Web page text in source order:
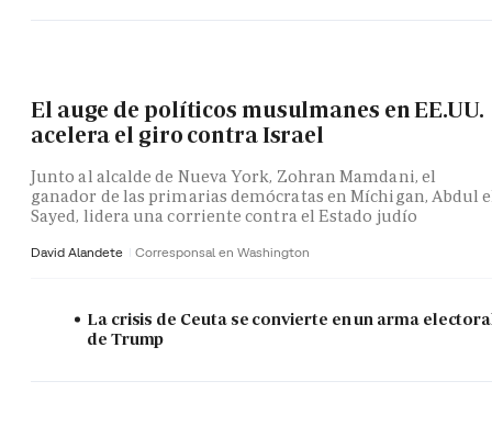
El auge de políticos musulmanes en EE.UU.
acelera el giro contra Israel
Junto al alcalde de Nueva York, Zohran Mamdani, el
ganador de las primarias demócratas en Míchigan, Abdul
Sayed, lidera una corriente contra el Estado judío
David Alandete Corresponsal en Washington
La crisis de Ceuta se convierte en un arma
de Trump